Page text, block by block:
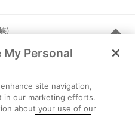
)
ルート
を見る
My Personal
site navigation,
in our marketing efforts.
about your use of our